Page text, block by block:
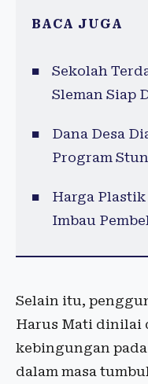
BACA JUGA
Sekolah
Sleman Siap
Dana Desa
Program
Harga
Imbau
Selain itu,
Harus Mati dinilai
kebingungan
dalam masa